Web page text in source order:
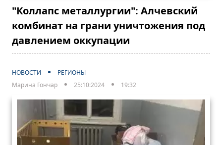
"Коллапс металлургии": Алчевский
комбинат на грани уничтожения под
давлением оккупации
НОВОСТИ
РЕГИОНЫ
Марина Гончар
25:10:2024 19:32